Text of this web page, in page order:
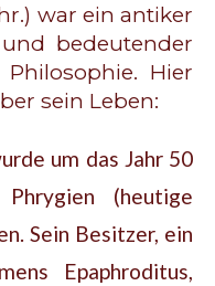
war ein antiker
bedeutender
Hier
sein Leben:
um das Jahr 50
(heutige
Sein Besitzer, ein
Epaphroditus,